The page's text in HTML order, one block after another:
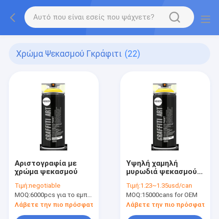
Χρώμα Ψεκασμού Γκράφιτι (22)
Αριστογραφία με
χρώμα ψεκασμού
Τιμή:negotiable
MOQ:6000pcs για το εμπορικό σήμα Aristo, 15000pcs για το εμπορικό σήμα πελατών
Λάβετε την πιο πρόσφατη τιμή
Υψηλή χαμηλή
μυρωδιά ψεκασμού
ανθεκτική γκράφιτι
με την υψηλή
κάλυψη
Τιμή:1.23~1.35usd/can
MOQ:15000cans for OEM
Λάβετε την πιο πρόσφατη